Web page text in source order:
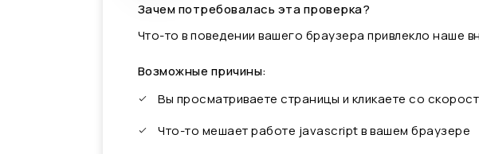
Зачем потребовалась эта проверка?
Что-то в поведении вашего браузера привлекло наше
Возможные причины:
Вы просматриваете страницы и кликаете со
Что-то мешает работе javascript в вашем браузере